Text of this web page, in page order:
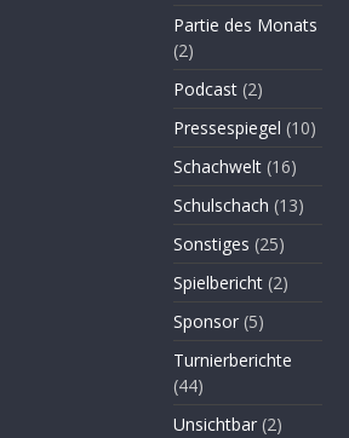
Partie des Monats
(2)
Podcast (2)
Pressespiegel (10)
Schachwelt (16)
Schulschach (13)
Sonstiges (25)
Spielbericht (2)
Sponsor (5)
Turnierberichte
(44)
Unsichtbar (2)